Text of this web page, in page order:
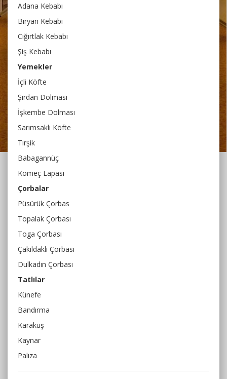
Adana Kebabı
Biryan Kebabı
Cığırtlak Kebabı
Şiş Kebabı
Yemekler
İçli Köfte
Şırdan Dolması
İşkembe Dolması
Sarımsaklı Köfte
Tırşik
Babagannüç
Kömeç Lapası
Çorbalar
Püsürük Çorbas
Topalak Çorbası
Toga Çorbası
Çakıldaklı Çorbası
Dulkadın Çorbası
Tatlılar
Künefe
Bandırma
Karakuş
Kaynar
Palıza